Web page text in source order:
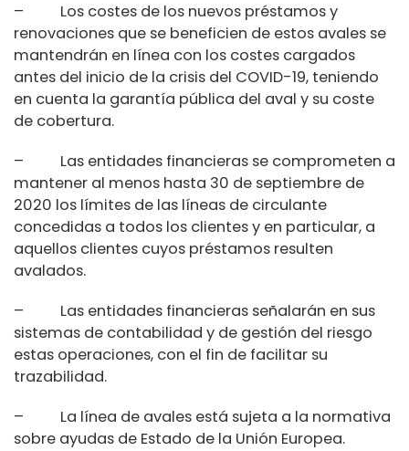
– Los costes de los nuevos préstamos y
renovaciones que se beneficien de estos avales se
mantendrán en línea con los costes cargados
antes del inicio de la crisis del COVID-19, teniendo
en cuenta la garantía pública del aval y su coste
de cobertura.
– Las entidades financieras se comprometen a
mantener al menos hasta 30 de septiembre de
2020 los límites de las líneas de circulante
concedidas a todos los clientes y en particular, a
aquellos clientes cuyos préstamos resulten
avalados.
– Las entidades financieras señalarán en sus
sistemas de contabilidad y de gestión del riesgo
estas operaciones, con el fin de facilitar su
trazabilidad.
– La línea de avales está sujeta a la normativa
sobre ayudas de Estado de la Unión Europea.